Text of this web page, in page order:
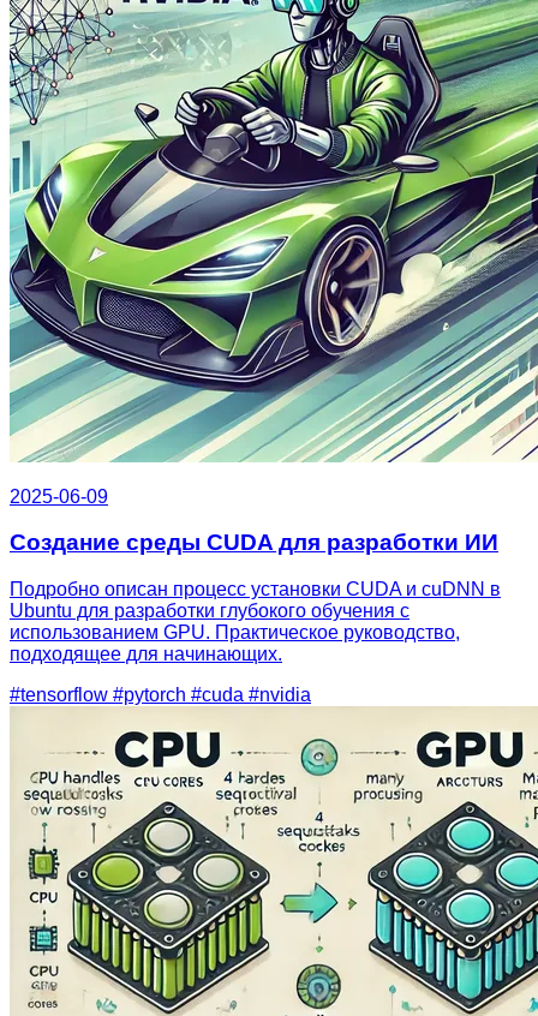
2025-06-09
Создание среды CUDA для разработки ИИ
Подробно описан процесс установки CUDA и cuDNN в
Ubuntu для разработки глубокого обучения с
использованием GPU. Практическое руководство,
подходящее для начинающих.
#tensorflow #pytorch #cuda #nvidia